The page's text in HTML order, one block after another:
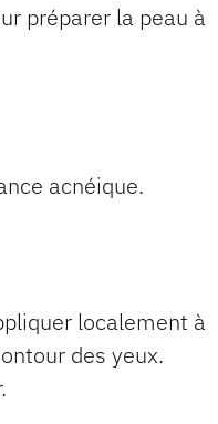
préparer la peau à
acnéique.
localement à
des yeux.